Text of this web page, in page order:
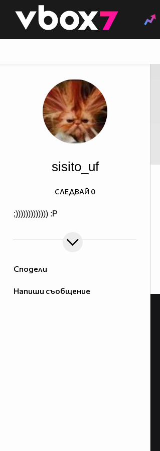
👾
Сподели
Напиши съобщение
sisito_uf
;))))))))))))) :P
СЛЕДВАЙ 0